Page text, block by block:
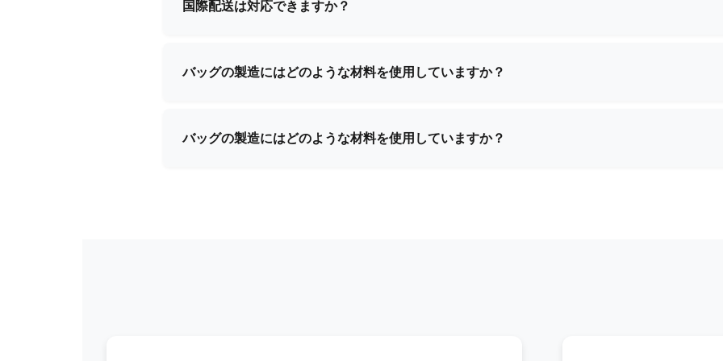
国際配送は対応できますか？
配送手配と書類作成のすべてをサポートいたします。
バッグの製造にはどのような材料を使用していますか？
用しています。お客様の製品要件に基づき、最適な素材をご提案いたします。
バッグの製造にはどのような材料を使用していますか？